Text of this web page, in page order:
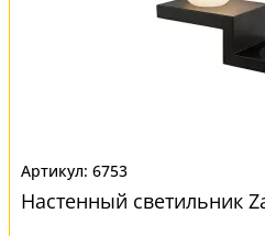
6753
Настенный светильник